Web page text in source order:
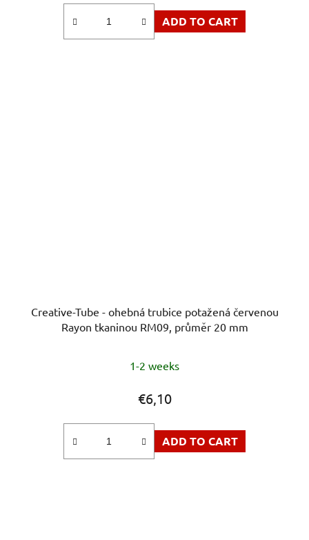
ADD TO CART
Creative-Tube - ohebná trubice potažená červenou
Rayon tkaninou RM09, průměr 20 mm
1-2 weeks
€6,10
ADD TO CART